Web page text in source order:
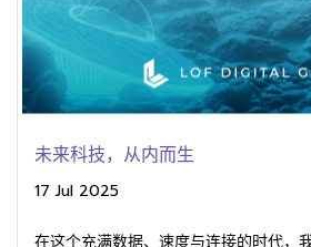
未来科技，从内而生
17 Jul 2025
在这个充满数据、速度与连接的时代，